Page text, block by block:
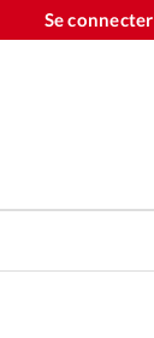
Se connecter